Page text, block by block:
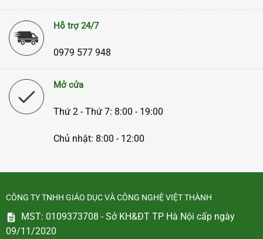
Hỗ trợ 24/7
0979 577 948
Mở cửa
Thứ 2 - Thứ 7: 8:00 - 19:00
Chủ nhật: 8:00 - 12:00
CÔNG TY TNHH GIÁO DỤC VÀ CÔNG NGHỆ VIỆT THÀNH
MST: 0109373708 - Sở KH&ĐT TP Hà Nội cấp ngày
09/11/2020